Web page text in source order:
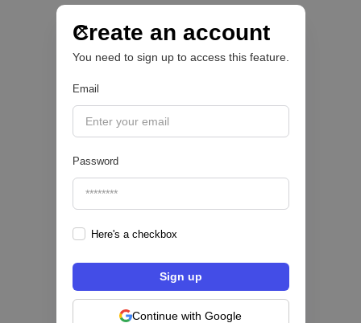
Create an account
You need to sign up to access this feature.
Email
Password
Here's a checkbox
Continue with Google
IA para automatizar la gestión de tesorería de
las PYMEs
BFM 👔
July 28
Fintech salvadoreña TOHKN lanza plataforma
para invertir desde US$10 en acciones de EE.
UU. y criptomonedas